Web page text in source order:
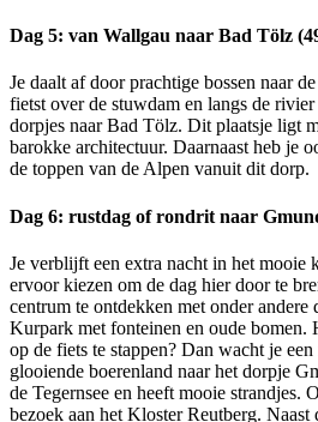
Dag 5: van Wallgau naar Bad Tölz
Je daalt af door prachtige bossen naar
fietst over de stuwdam en langs de
dorpjes naar Bad Tölz. Dit plaatsje ligt
barokke architectuur. Daarnaast heb je
de toppen van de Alpen vanuit dit dorp.
Dag 6: rustdag of rondrit naar
Je verblijft een extra nacht in het mooie
ervoor kiezen om de dag hier door te
centrum te ontdekken met onder andere
Kurpark met fonteinen en oude bomen.
op de fiets te stappen? Dan wacht je
glooiende boerenland naar het dorpje
de Tegernsee en heeft mooie strandjes.
bezoek aan het Kloster Reutberg. Naast